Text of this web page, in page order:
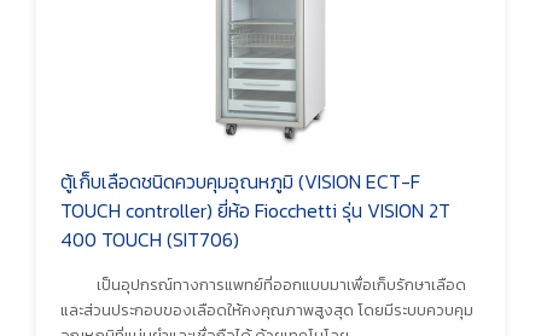
ตู้เก็บเลือดชนิดควบคุมอุณหภูมิ (VISION ECT-F
TOUCH controller) ยี่ห้อ Fiocchetti รุ่น VISION 2T
400 TOUCH (SIT706)
เป็นอุปกรณ์ทางการแพทย์ที่ออกแบบมาเพื่อเก็บรักษาเลือด
และส่วนประกอบของเลือดให้คงคุณภาพสูงสุด โดยมีระบบควบคุม